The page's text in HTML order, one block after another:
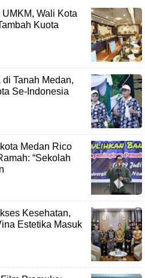
Wali Kota
Kuota
Tanah Medan,
Se-Indonesia
Medan Rico
“Sekolah
Kesehatan,
Estetika Masuk